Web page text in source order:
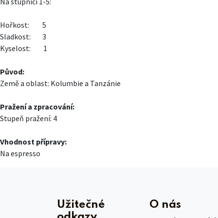
Hořkost:
​5
Sladkost:
​3
Kyselost:
​1
Původ:
Země a oblast: Kolumbie a Tanzánie
Pražení a zpracování:
Stupeň pražení: 4
Vhodnost přípravy:
Na espresso
Užitečné
O nás